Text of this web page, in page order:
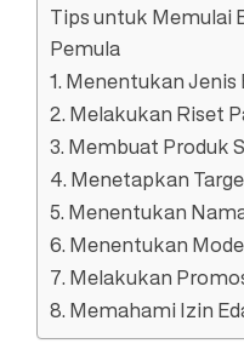
Tips untuk Memulai
Pemula
1. Menentukan
2. Melakukan Riset
3. Membuat Produk
4. Menetapkan
5. Menentukan
6. Menentukan
7. Melakukan
8. Memahami Izin